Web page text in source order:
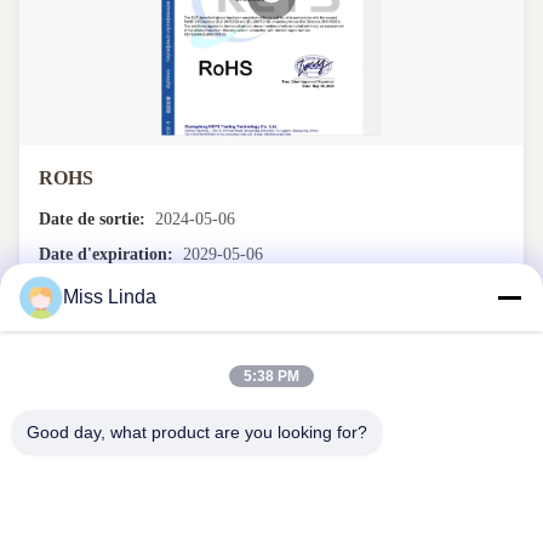
ROHS
Date de sortie: 2024-05-06
Date d'expiration: 2029-05-06
Miss Linda
5:38 PM
Good day, what product are you looking for?